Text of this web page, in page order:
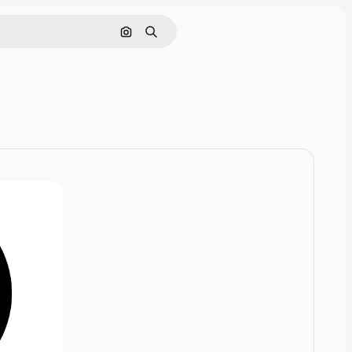
Nach Bild suchen
Suchen